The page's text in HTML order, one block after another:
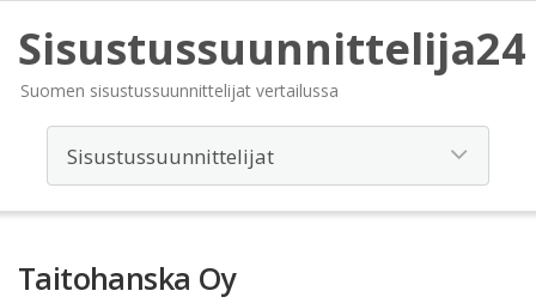
Sisustussuunnittelija24
Suomen sisustussuunnittelijat vertailussa
Taitohanska Oy